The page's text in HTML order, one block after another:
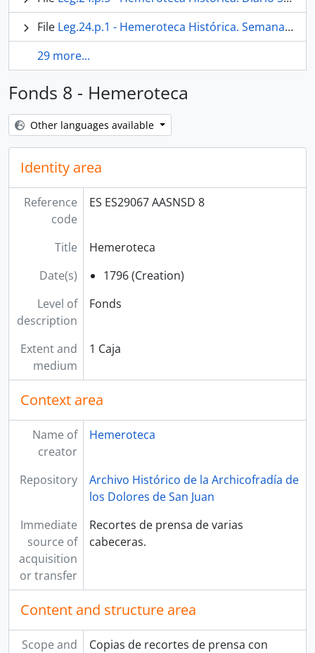
File Leg.24.p.1 - Hemeroteca Histórica. Semanario Erudito y Curioso de Málaga
29 more...
Fonds 8 - Hemeroteca
Other languages available
Identity area
Reference
code
ES ES29067 AASNSD 8
Title
Hemeroteca
Date(s)
1796 (Creation)
Level of
description
Fonds
Extent and
medium
1 Caja
Context area
Name of
creator
Hemeroteca
Repository
Archivo Histórico de la Archicofradía de
los Dolores de San Juan
Immediate
source of
acquisition
or transfer
Recortes de prensa de varias
cabeceras.
Content and structure area
Scope and
Copias de recortes de prensa con